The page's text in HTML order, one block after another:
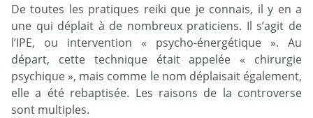
De toutes les pratiques reiki que je connais, il y en a
une qui déplait à de nombreux praticiens. Il s’agit de
l’IPE, ou intervention « psycho-énergétique ». Au
départ, cette technique était appelée « chirurgie
psychique », mais comme le nom déplaisait également,
elle a été rebaptisée. Les raisons de la controverse
sont multiples.